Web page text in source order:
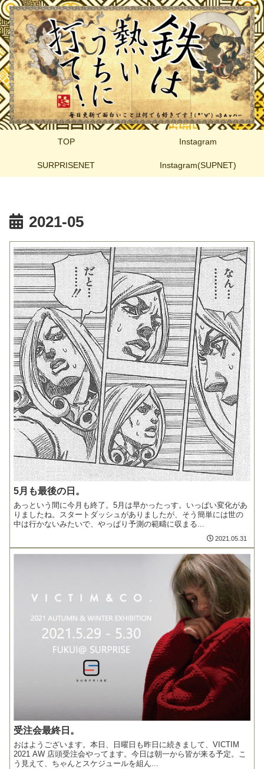
TOP Instagram
SURPRISENET Instagram(SUPNET)
2021-05
5月も最後の日。
あっという間に今月も終了。5月は早かったっす。いっぱい変化があ
りましたね。スタートダッシュがありましたが、そう簡単には世の
中は行かないみたいで、やっぱり予測の範疇に収まる...
2021.05.31
受注会最終日。
おはようございます。本日、日曜日も昨日に続きまして、VICTIM
2021 AW 店頭受注会やってます。今日は朝一から皆が来る予定。こ
う見えて、ちゃんとスケジュールを組ん...